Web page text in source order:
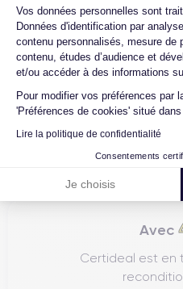
Vos données personnelles sont
Données d'identification par
contenu personnalisés, mesure de
contenu, études d’audience et
et/ou accéder à des informations
Pour modifier vos préférences par
'Préférences de cookies' situé dans
Lire la politique de confidentialité
Consentements
Je choisis
Axeptio
Avec
Certideal est en